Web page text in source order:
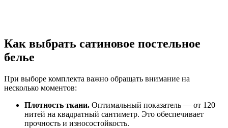
Как выбрать сатиновое постельное
белье
При выборе комплекта важно обращать внимание на
несколько моментов:
Плотность ткани. Оптимальный показатель — от 120
нитей на квадратный сантиметр. Это обеспечивает
прочность и износостойкость.